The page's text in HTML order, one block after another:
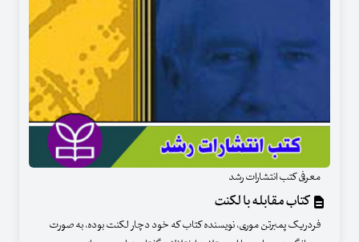
معرفی کتب انتشارات رشد
کتاب مقابله با لکنت
فردریک پمبرتن موری، نویسنده کتاب که خود دچار لکنت بوده، به صورت